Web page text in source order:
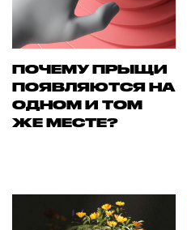
ПОЧЕМУ ПРЫЩИ
ПОЯВЛЯЮТСЯ НА
ОДНОМ И ТОМ
ЖЕ МЕСТЕ?